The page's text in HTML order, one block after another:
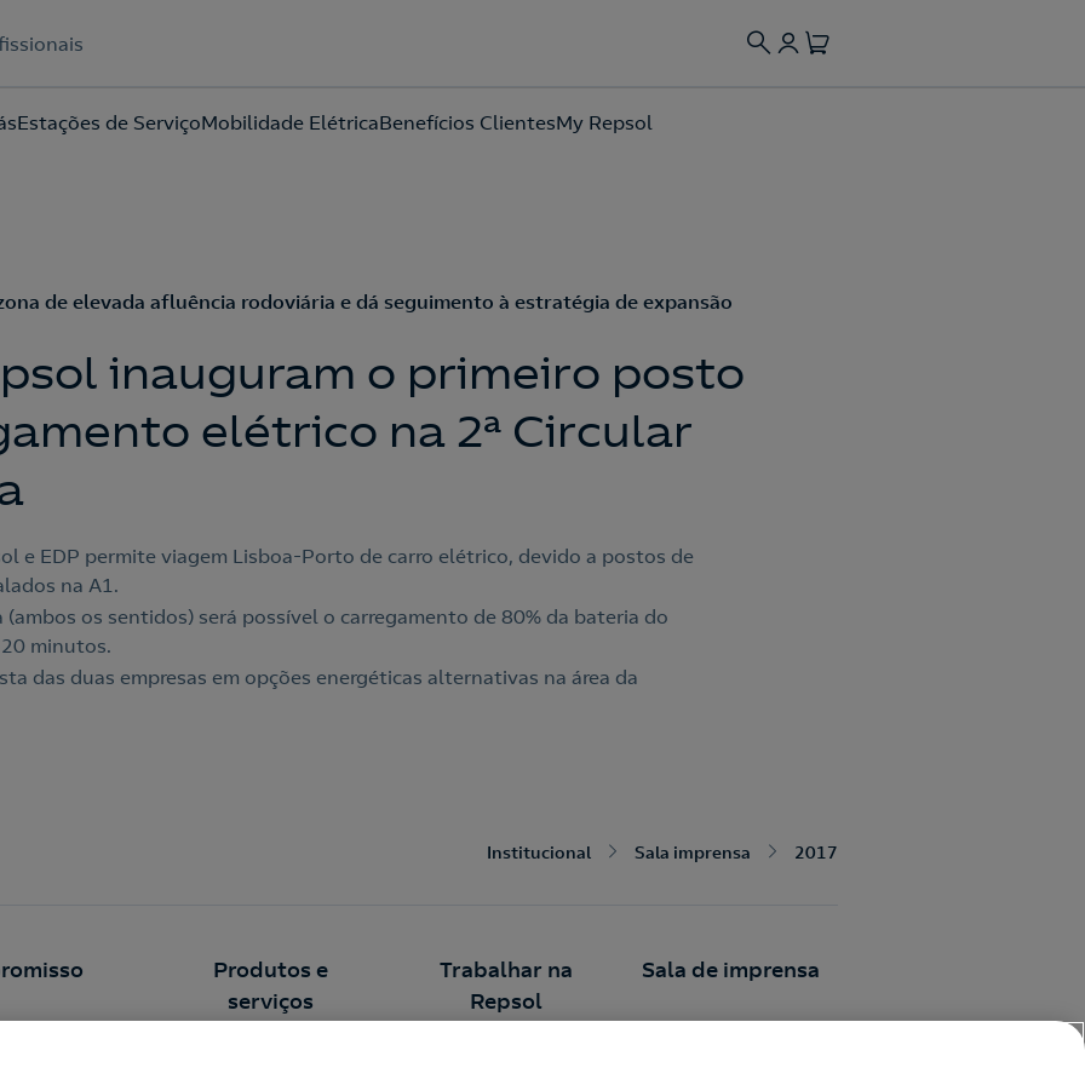
Estações de ServiçoMobilidade ElétricaBenefícios ClientesMy Repsol
Acepto la política de protección de datos.
de elevada afluência rodoviária e dá seguimento à estratégia de expansão
inauguram o primeiro posto
elétrico na 2ª Circular
e EDP permite viagem Lisboa-Porto de carro elétrico, devido a postos de
na A1.
(ambos os sentidos) será possível o carregamento de 80% da bateria do
minutos.
das duas empresas em opções energéticas alternativas na área da
Institucional Sala imprensa 2017
Produtos e
serviços
Trabalhar na
Repsol
Sala de imprensa
Comunicados